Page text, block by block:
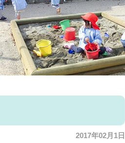
2017年02月1日